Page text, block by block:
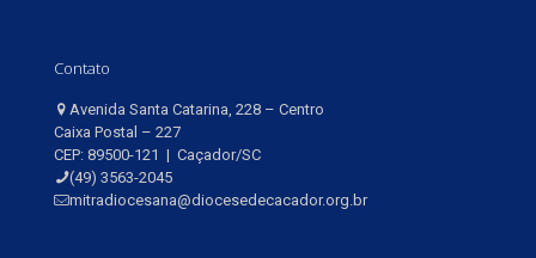
Contato
Avenida Santa Catarina, 228 – Centro
Caixa Postal – 227
CEP: 89500-121 | Caçador/SC
(49) 3563-2045
mitradiocesana@diocesedecacador.org.br